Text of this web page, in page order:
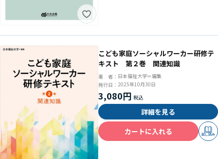
こども家庭ソーシャルワーカー研修テ
キスト 第２巻 関連知識
著 者： 日本福祉大学＝編集
発行日： 2025年10月30日
3,080円
詳細を見る
カートに入れる
試し読み